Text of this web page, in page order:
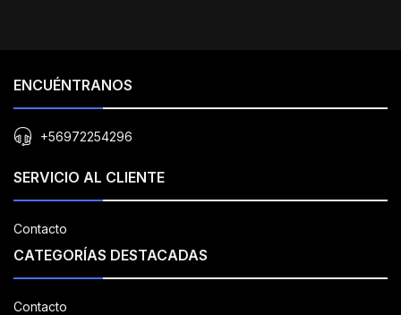
ENCUÉNTRANOS
+56972254296
SERVICIO AL CLIENTE
Contacto
CATEGORÍAS DESTACADAS
Contacto